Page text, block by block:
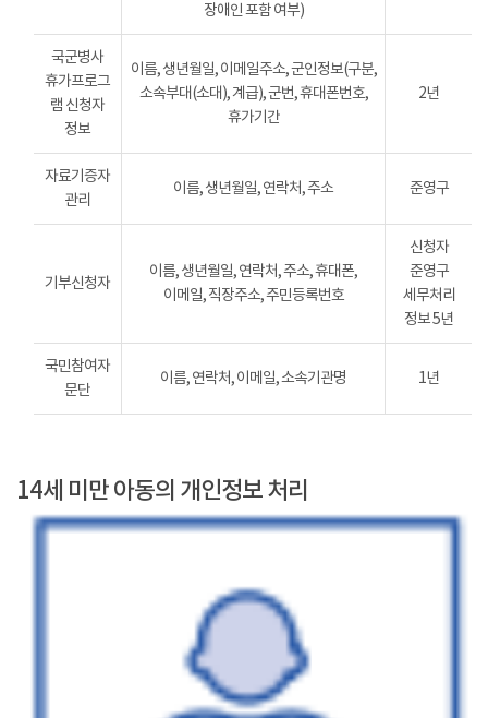
장애인 포함 여부)
국군병사
휴가프로그
램 신청자
정보
이름, 생년월일, 이메일주소, 군인정보(구분,
소속부대(소대), 계급), 군번, 휴대폰번호,
휴가기간
2년
자료기증자
관리
이름, 생년월일, 연락처, 주소 준영구
기부신청자
이름, 생년월일, 연락처, 주소, 휴대폰,
이메일, 직장주소, 주민등록번호
신청자
준영구
세무처리
정보 5년
국민참여자
문단
이름, 연락처, 이메일, 소속기관명 1년
14세 미만 아동의 개인정보 처리